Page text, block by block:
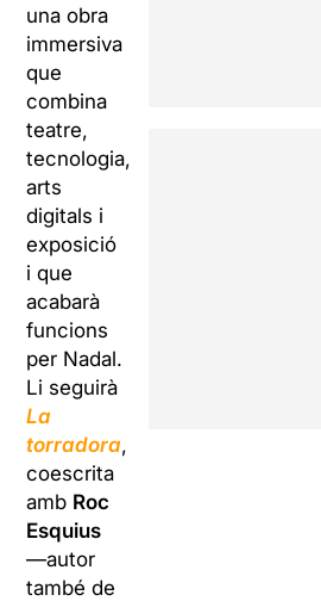
una obra
immersiva
que
combina
teatre,
tecnologia,
arts
digitals i
exposició
i que
acabarà
funcions
per Nadal.
Li seguirà
La
torradora,
coescrita
amb Roc
Esquius
—autor
també de